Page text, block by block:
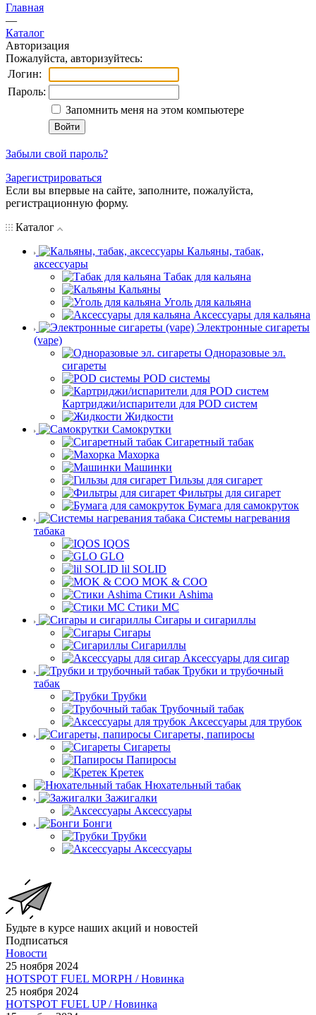
Главная
—
Каталог
Авторизация
Пожалуйста, авторизуйтесь:
Логин:
Пароль:
Запомнить меня на этом компьютере
Забыли свой пароль?
Зарегистрироваться
Если вы впервые на сайте, заполните, пожалуйста,
регистрационную форму.
Каталог
Кальяны, табак,
аксессуары
Табак для кальяна
Кальяны
Уголь для кальяна
Аксессуары для кальяна
Электронные сигареты
(vape)
Одноразовые эл.
сигареты
POD системы
Картриджи/испарители для POD систем
Жидкости
Самокрутки
Сигаретный табак
Махорка
Машинки
Гильзы для сигарет
Фильтры для сигарет
Бумага для самокруток
Системы нагревания
табака
IQOS
GLO
lil SOLID
MOK & COO
Стики Ashima
Стики MC
Сигары и сигариллы
Сигары
Сигариллы
Аксессуары для сигар
Трубки и трубочный
табак
Трубки
Трубочный табак
Аксессуары для трубок
Сигареты, папиросы
Сигареты
Папиросы
Кретек
Нюхательный табак
Зажигалки
Аксессуары
Бонги
Трубки
Аксессуары
Будьте в курсе наших акций и новостей
Подписаться
Новости
25 ноября 2024
HOTSPOT FUEL MORPH / Новинка
25 ноября 2024
HOTSPOT FUEL UP / Новинка